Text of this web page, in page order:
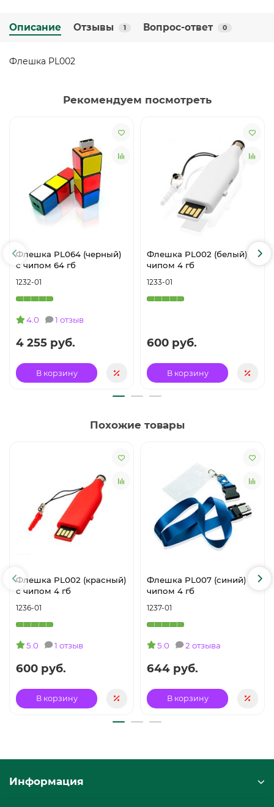
Описание Отзывы 1 Вопрос-ответ 0
Флешка PL002
Рекомендуем посмотреть
Флешка PL064 (черный)
с чипом 64 гб
1232-01
4.0 1 отзыв
4 255 руб.
В корзину
Флешка PL002 (белый) с
чипом 4 гб
1233-01
600 руб.
В корзину
Похожие товары
Флешка PL002 (красный)
с чипом 4 гб
1236-01
5.0 1 отзыв
600 руб.
В корзину
Флешка PL007 (синий) с
чипом 4 гб
1237-01
5.0 2 отзыва
644 руб.
В корзину
Информация